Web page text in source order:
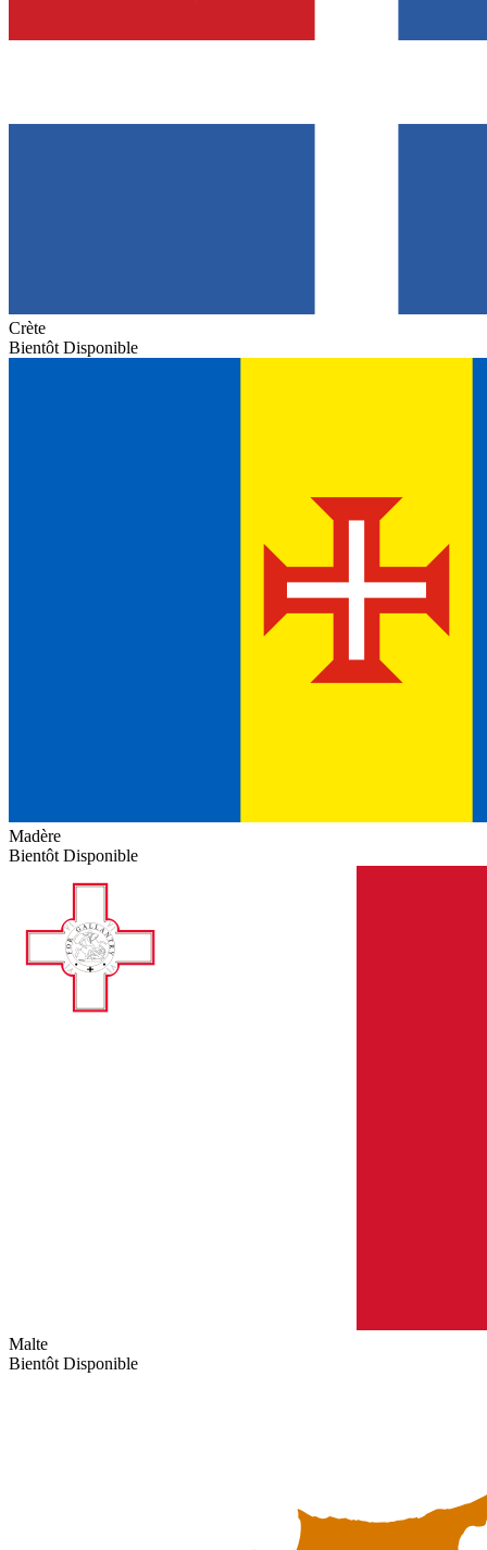
Crète
Bientôt Disponible
Madère
Bientôt Disponible
Malte
Bientôt Disponible